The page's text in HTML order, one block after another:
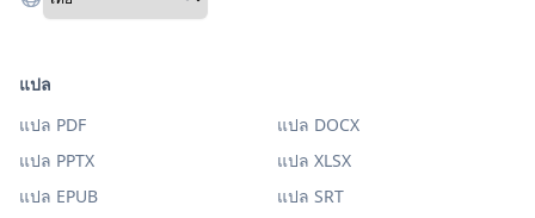
แปล
แปล PDF
แปล DOCX
แปล PPTX
แปล XLSX
แปล EPUB
แปล SRT